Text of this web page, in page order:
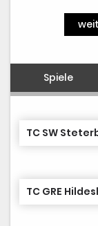
Spiele
TC GRE